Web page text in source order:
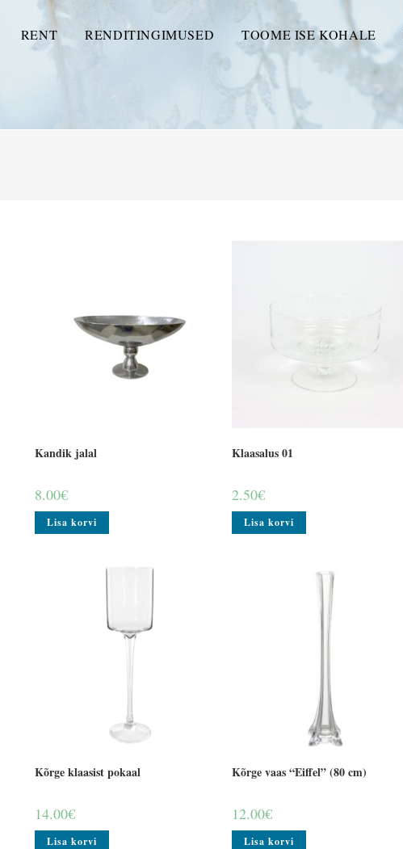
RENT RENDITINGIMUSED TOOME ISE KOHALE
Kandik jalal
8.00€
Lisa korvi
Klaasalus 01
2.50€
Lisa korvi
Kõrge klaasist pokaal
14.00€
Lisa korvi
Kõrge vaas “Eiffel” (80 cm)
12.00€
Lisa korvi